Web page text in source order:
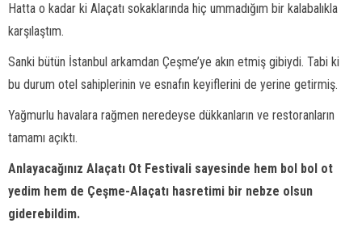
Hatta o kadar ki Alaçatı sokaklarında hiç ummadığım bir kalabalıkla
karşılaştım.
Sanki bütün İstanbul arkamdan Çeşme’ye akın etmiş gibiydi. Tabi ki
bu durum otel sahiplerinin ve esnafın keyiflerini de yerine getirmiş.
Yağmurlu havalara rağmen neredeyse dükkanların ve restoranların
tamamı açıktı.
Anlayacağınız Alaçatı Ot Festivali sayesinde hem bol bol ot
yedim hem de Çeşme-Alaçatı hasretimi bir nebze olsun
giderebildim.